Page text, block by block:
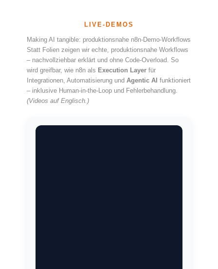
LIVE-DEMOS
Making AI tangible: produktionsnahe n8n-Demo-Workflows
Statt Folien zeigen wir echte, produktionsnahe Workflows
– nachvollziehbar erklärt und ohne Code-Overload. So
wird greifbar, wie n8n als Execution Layerfür
Integrationen, Automatisierung und Agentic AI funktioniert
– inklusive Human-in-the-Loop und Fehlerbehandlung.
(Videos auf Englisch.)